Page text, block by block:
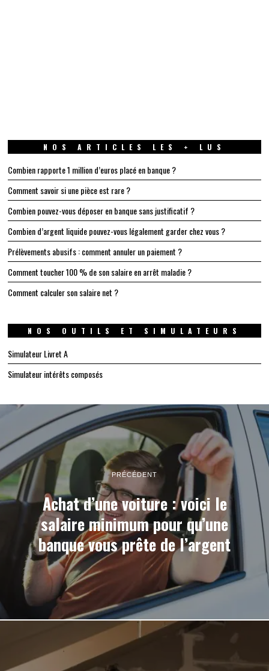
NOS ARTICLES LES + LUS
Combien rapporte 1 million d’euros placé en banque ?
Comment savoir si une pièce est rare ?
Combien pouvez-vous déposer en banque sans justificatif ?
Combien d’argent liquide pouvez-vous légalement garder chez vous ?
Prélèvements abusifs : comment annuler un paiement ?
Comment toucher 100 % de son salaire en arrêt maladie ?
Comment calculer son salaire net ?
NOS OUTILS ET SIMULATEURS
Simulateur Livret A
Simulateur intérêts composés
PRÉCÉDENT
Achat d’une voiture : voici le
salaire minimum pour qu’une
banque vous prête de l’argent